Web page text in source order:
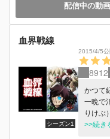
配信中の動
血界戦線
シーズン1
2015/4/5公
8912
かつて
一晩で
りけぶ
上の産
>>続き